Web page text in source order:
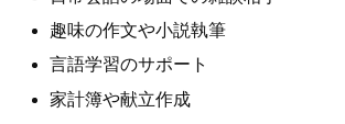
趣味の作文や小説執筆
言語学習のサポート
家計簿や献立作成